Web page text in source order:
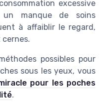
excessive
un manque de soins
à affaiblir le regard,
possibles pour
sous les yeux, vous
pour les poches
.